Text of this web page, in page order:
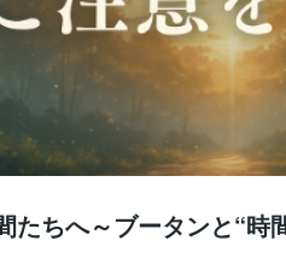
ちへ～ブータンと“時